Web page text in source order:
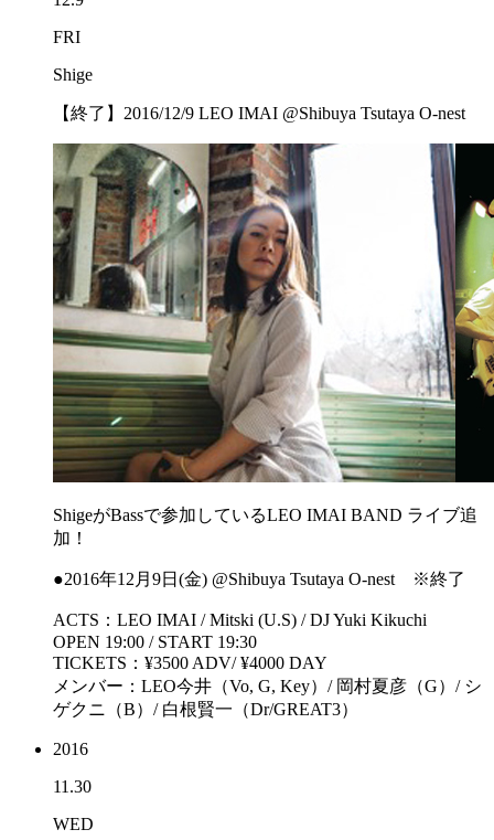
FRI
Shige
【終了】2016/12/9 LEO IMAI @Shibuya Tsutaya O-nest
ShigeがBassで参加しているLEO IMAI BAND ライブ追
加！
●2016年12月9日(金) @Shibuya Tsutaya O-nest ※終了
ACTS：LEO IMAI / Mitski (U.S) / DJ Yuki Kikuchi
OPEN 19:00 / START 19:30
TICKETS：¥3500 ADV/ ¥4000 DAY
メンバー：LEO今井（Vo, G, Key）/ 岡村夏彦（G）/ シ
ゲクニ（B）/ 白根賢一（Dr/GREAT3）
2016
11.30
WED